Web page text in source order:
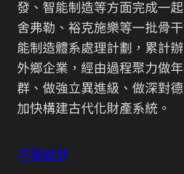
發、智能制造等方面完成一
舍弗勒、裕克施樂等一批骨
能制造體系處理計劃，累計
外鄉企業，經由過程聚力做
群、做強立異進級、做深對德
加快構建古代化財產系統。
巧寓設計